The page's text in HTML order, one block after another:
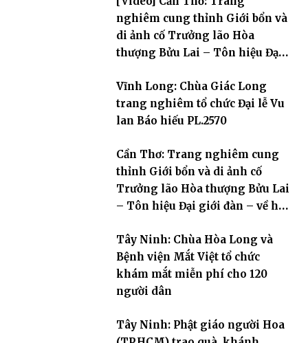
nghiêm cung thỉnh Giới bổn và
di ảnh cố Trưởng lão Hòa
thượng Bửu Lai – Tôn hiệu Đại
Vĩnh Long: Chùa Giác Long
trang nghiêm tổ chức Đại lễ Vu
lan Báo hiếu PL.2570
Cần Thơ: Trang nghiêm cung
thỉnh Giới bổn và di ảnh cố
Trưởng lão Hòa thượng Bửu Lai
– Tôn hiệu Đại giới đàn – về hai
Tây Ninh: Chùa Hòa Long và
Bệnh viện Mắt Việt tổ chức
khám mắt miễn phí cho 120
người dân
Tây Ninh: Phật giáo người Hoa